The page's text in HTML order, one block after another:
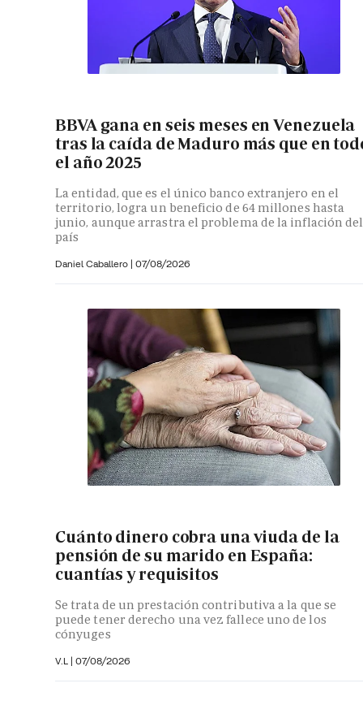
BBVA gana en seis meses en Venezuela
tras la caída de Maduro más que en
el año 2025
La entidad, que es el único banco extranjero en el
territorio, logra un beneficio de 64 millones hasta
junio, aunque arrastra el problema de la inflación del
país
Daniel Caballero | 07/08/2026
Cuánto dinero cobra una viuda de la
pensión de su marido en España:
cuantías y requisitos
Se trata de un prestación contributiva a la que se
puede tener derecho una vez fallece uno de los
cónyuges
V.L | 07/08/2026